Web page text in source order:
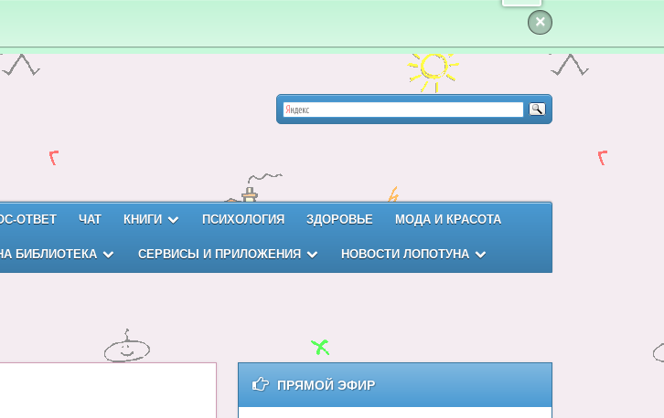
×
ОТВЕТ ЧАТ КНИГИ ПСИХОЛОГИЯ ЗДОРОВЬЕ МОДА И КРАСОТА
БИБЛИОТЕКА СЕРВИСЫ И ПРИЛОЖЕНИЯ НОВОСТИ ЛОПОТУНА
ПРЯМОЙ ЭФИР